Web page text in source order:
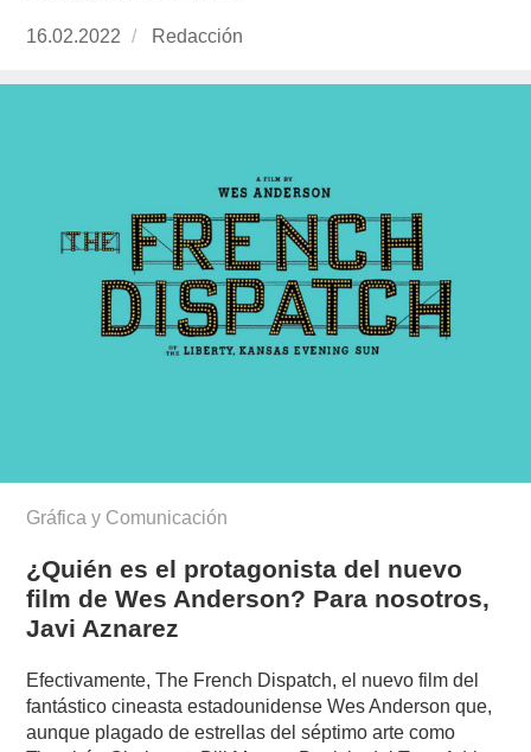
Publicado
16.02.2022 https://www.experimenta.es/author/redaccion/
Redacción
Gráfica y Comunicación
¿Quién es el protagonista del nuevo
film de Wes Anderson? Para nosotros,
Javi Aznarez
Efectivamente, The French Dispatch, el nuevo film del
fantástico cineasta estadounidense Wes Anderson que,
aunque plagado de estrellas del séptimo arte como